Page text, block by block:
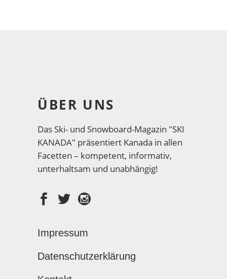
ÜBER UNS
Das Ski- und Snowboard-Magazin "SKI
KANADA" präsentiert Kanada in allen
Facetten – kompetent, informativ,
unterhaltsam und unabhängig!
Impressum
Datenschutzerklärung